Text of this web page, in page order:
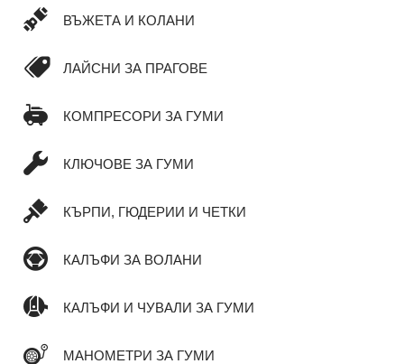
ВЪЖЕТА И КОЛАНИ
ЛАЙСНИ ЗА ПРАГОВЕ
КОМПРЕСОРИ ЗА ГУМИ
КЛЮЧОВЕ ЗА ГУМИ
КЪРПИ, ГЮДЕРИИ И ЧЕТКИ
КАЛЪФИ ЗА ВОЛАНИ
КАЛЪФИ И ЧУВАЛИ ЗА ГУМИ
МАНОМЕТРИ ЗА ГУМИ